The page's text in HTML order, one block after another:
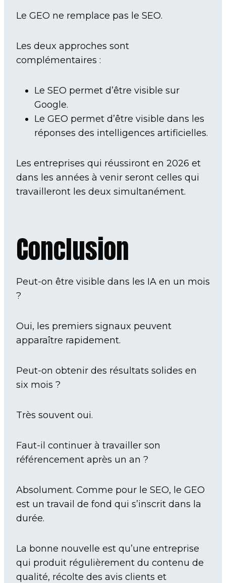
Le GEO ne remplace pas le SEO.
Les deux approches sont
complémentaires :
Le SEO permet d’être visible sur
Google.
Le GEO permet d’être visible dans les
réponses des intelligences artificielles.
Les entreprises qui réussiront en 2026 et
dans les années à venir seront celles qui
travailleront les deux simultanément.
Conclusion
Peut-on être visible dans les IA en un mois
?
Oui, les premiers signaux peuvent
apparaître rapidement.
Peut-on obtenir des résultats solides en
six mois ?
Très souvent oui.
Faut-il continuer à travailler son
référencement après un an ?
Absolument. Comme pour le SEO, le GEO
est un travail de fond qui s’inscrit dans la
durée.
La bonne nouvelle est qu’une entreprise
qui produit régulièrement du contenu de
qualité, récolte des avis clients et